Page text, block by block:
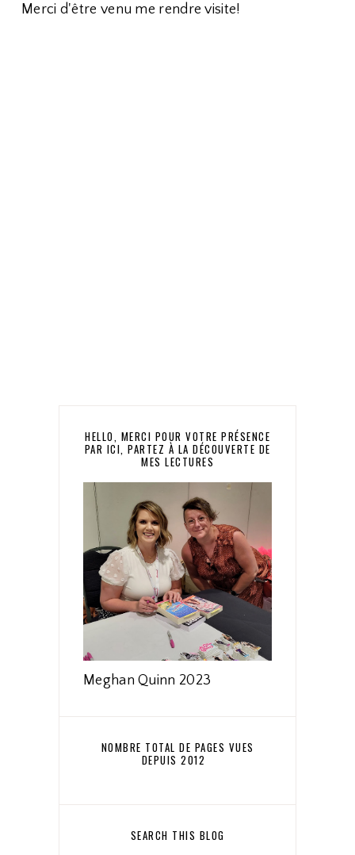
Merci d'être venu me rendre visite!
HELLO, MERCI POUR VOTRE PRÉSENCE
PAR ICI, PARTEZ À LA DÉCOUVERTE DE
MES LECTURES
Meghan Quinn 2023
NOMBRE TOTAL DE PAGES VUES
DEPUIS 2012
SEARCH THIS BLOG